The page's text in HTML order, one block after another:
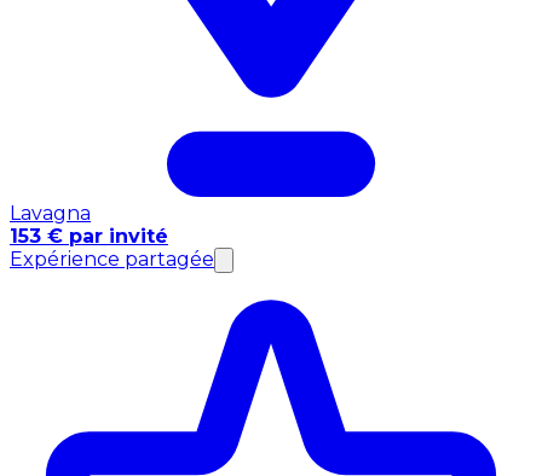
Lavagna
153 € par invité
Expérience partagée